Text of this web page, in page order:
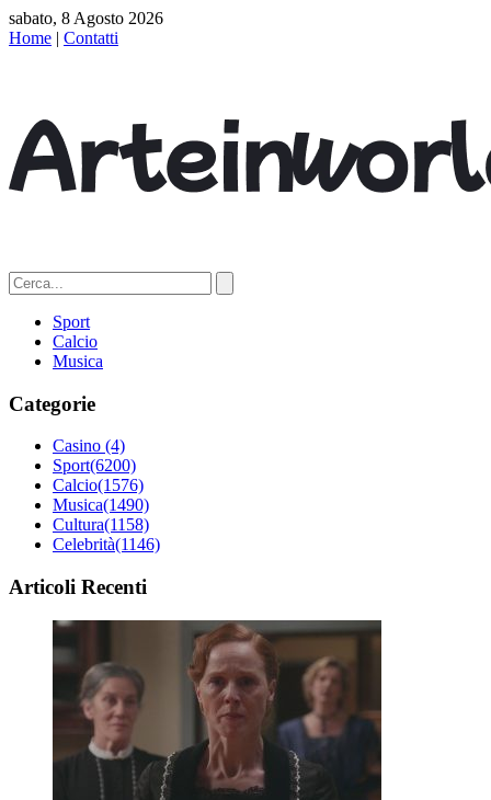
sabato, 8 Agosto 2026
Home | Contatti
Sport
Calcio
Musica
Categorie
Casino (4)
Sport(6200)
Calcio(1576)
Musica(1490)
Cultura(1158)
Celebrità(1146)
Articoli Recenti